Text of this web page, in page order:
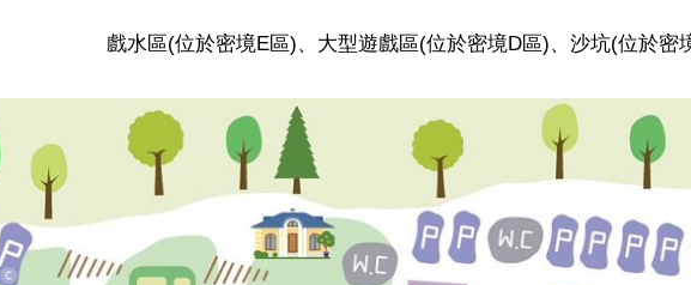
戲水區(位於密境E區)、大型遊戲區(位於密境D區)、沙坑(位於密